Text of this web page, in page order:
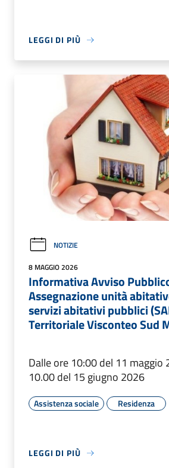
LEGGI DI PIÙ
NOTIZIE
8 MAGGIO 2026
Informativa Avviso
Assegnazione unità
servizi abitativi pubblici
Territoriale Visconteo Sud
Dalle ore 10:00 del 11 maggio
10.00 del 15 giugno 2026
Assistenza sociale Residenza
LEGGI DI PIÙ